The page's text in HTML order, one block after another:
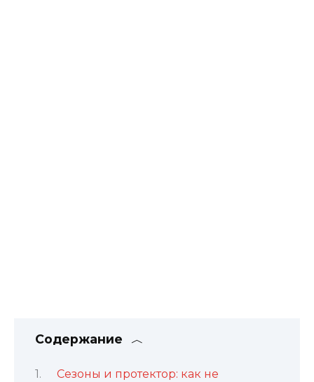
Содержание
Сезоны и протектор: как не